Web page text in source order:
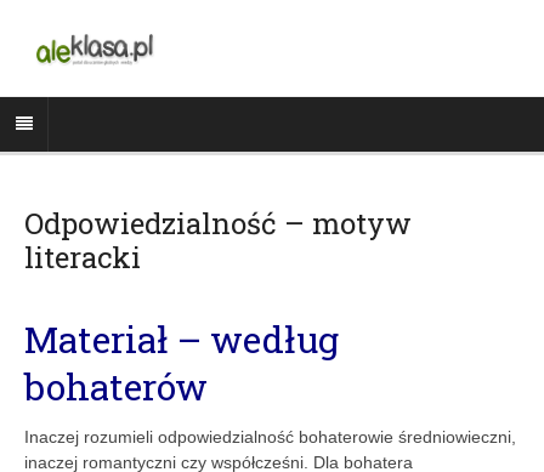
Odpowiedzialność – motyw
literacki
Materiał – według
bohaterów
Inaczej rozumieli odpowiedzialność bohaterowie średniowieczni,
inaczej romantyczni czy współcześni. Dla bohatera